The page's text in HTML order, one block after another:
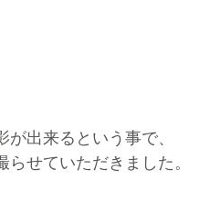
が出来るという事で、
らせていただきました。